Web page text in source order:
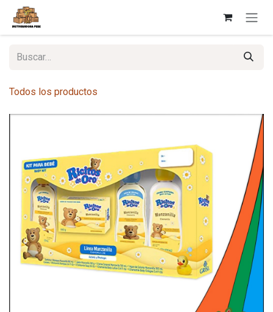
Ir al contenido
Todos los productos